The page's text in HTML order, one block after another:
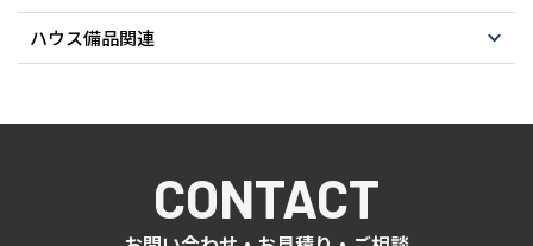
ハウス備品関連
CONTACT